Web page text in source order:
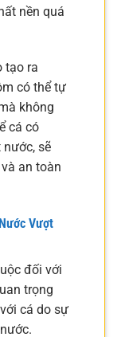
nền quá
tạo ra
có thể tự
không
cá có
sẽ
an toàn
Vượt
đối với
trọng
cá do sự